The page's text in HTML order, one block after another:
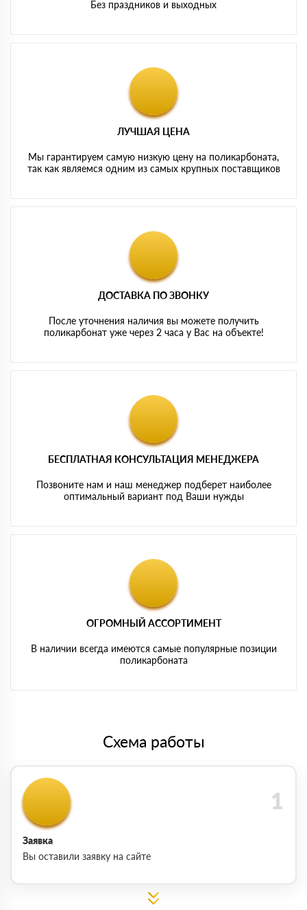
Без праздников и выходных
ЛУЧШАЯ ЦЕНА
Мы гарантируем самую низкую цену на поликарбоната,
так как являемся одним из самых крупных поставщиков
ДОСТАВКА ПО ЗВОНКУ
После уточнения наличия вы можете получить
поликарбонат уже через 2 часа у Вас на объекте!
БЕСПЛАТНАЯ КОНСУЛЬТАЦИЯ МЕНЕДЖЕРА
Позвоните нам и наш менеджер подберет наиболее
оптимальный вариант под Ваши нужды
ОГРОМНЫЙ АССОРТИМЕНТ
В наличии всегда имеются самые популярные позиции
поликарбоната
Схема работы
Заявка
Вы оставили заявку на сайте